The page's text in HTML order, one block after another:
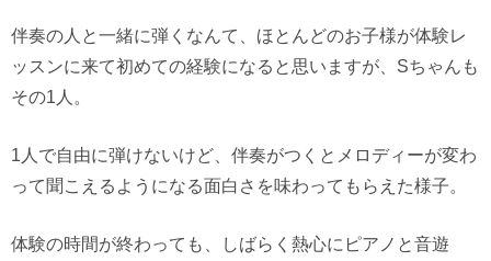
伴奏の人と一緒に弾くなんて、ほとんどのお子様が体験レ
ッスンに来て初めての経験になると思いますが、Sちゃんも
その1人。
1人で自由に弾けないけど、伴奏がつくとメロディーが変わ
って聞こえるようになる面白さを味わってもらえた様子。
体験の時間が終わっても、しばらく熱心にピアノと音遊